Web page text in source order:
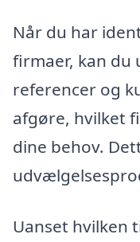
Når du har
firmaer, kan du
referencer og
afgøre, hvilket
dine behov.
Uanset hvilken